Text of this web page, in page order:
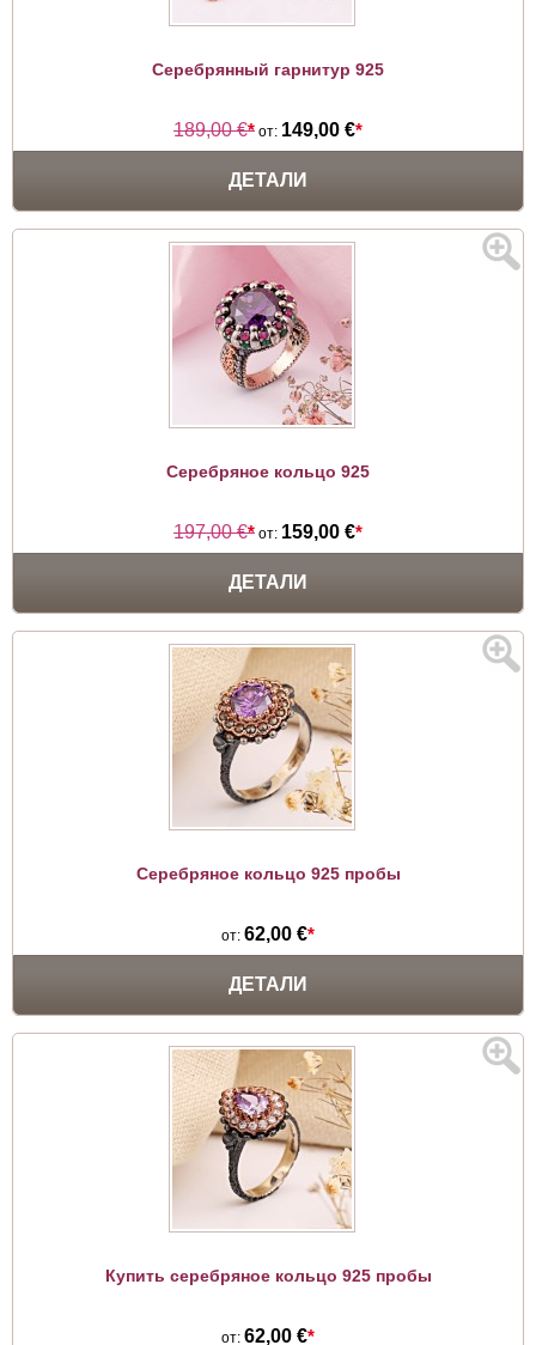
Серебрянный гарнитур 925
189,00 €* от: 149,00 €*
ДЕТАЛИ
Серебряное кольцо 925
197,00 €* от: 159,00 €*
ДЕТАЛИ
Серебряное кольцо 925 пробы
от: 62,00 €*
ДЕТАЛИ
Купить серебряное кольцо 925 пробы
от: 62,00 €*